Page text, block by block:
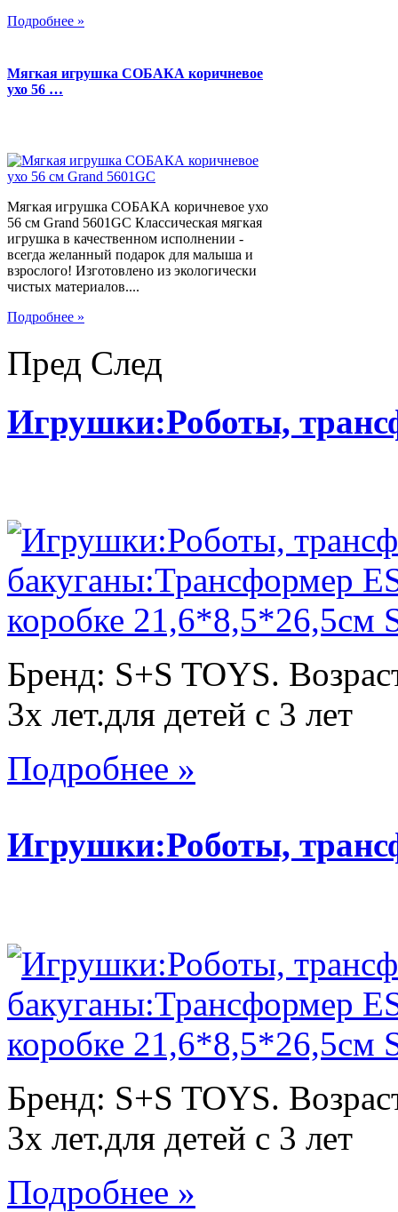
Подробнее »
Мягкая игрушка СОБАКА коричневое
ухо 56 …
Мягкая игрушка СОБАКА коричневое ухо
56 см Grand 5601GC Классическая мягкая
игрушка в качественном исполнении -
всегда желанный подарок для малыша и
взрослого! Изготовлено из экологически
чистых материалов....
Подробнее »
Пред След
Игрушки:Роботы,
Бренд: S+S TOYS.
3х лет.для детей с 3 лет
Подробнее »
Игрушки:Роботы,
Бренд: S+S TOYS.
3х лет.для детей с 3 лет
Подробнее »